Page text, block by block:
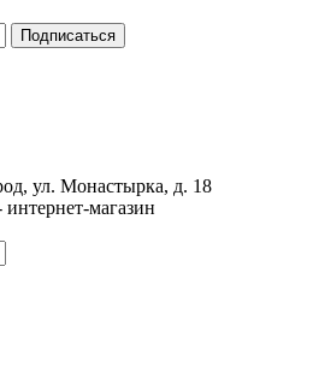
ул. Монастырка, д. 18
магазин